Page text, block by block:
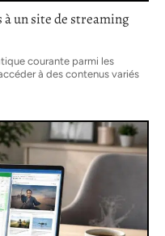
à un site de streaming
courante parmi les
à des contenus variés